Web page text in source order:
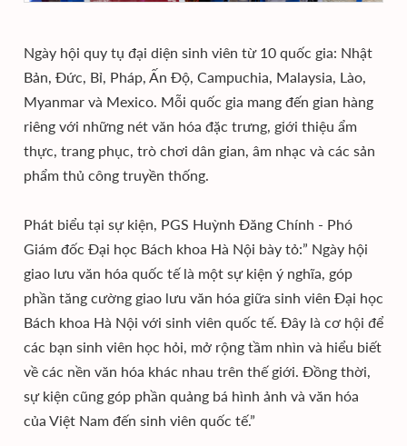
Ngày hội quy tụ đại diện sinh viên từ 10 quốc gia: Nhật
Bản, Đức, Bỉ, Pháp, Ấn Độ, Campuchia, Malaysia, Lào,
Myanmar và Mexico. Mỗi quốc gia mang đến gian hàng
riêng với những nét văn hóa đặc trưng, giới thiệu ẩm
thực, trang phục, trò chơi dân gian, âm nhạc và các sản
phẩm thủ công truyền thống.
Phát biểu tại sự kiện, PGS Huỳnh Đăng Chính - Phó
Giám đốc Đại học Bách khoa Hà Nội bày tỏ:” Ngày hội
giao lưu văn hóa quốc tế là một sự kiện ý nghĩa, góp
phần tăng cường giao lưu văn hóa giữa sinh viên Đại học
Bách khoa Hà Nội với sinh viên quốc tế. Đây là cơ hội để
các bạn sinh viên học hỏi, mở rộng tầm nhìn và hiểu biết
về các nền văn hóa khác nhau trên thế giới. Đồng thời,
sự kiện cũng góp phần quảng bá hình ảnh và văn hóa
của Việt Nam đến sinh viên quốc tế.”